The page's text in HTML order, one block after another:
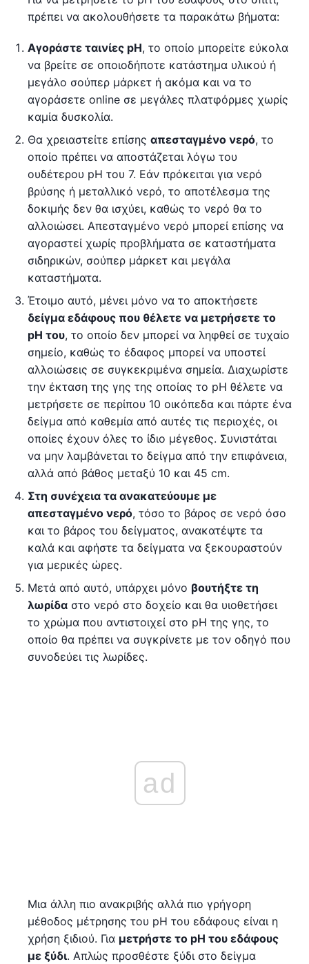
πρέπει να ακολουθήσετε τα παρακάτω βήματα:
Αγοράστε ταινίες pH, το οποίο μπορείτε εύκολα
να βρείτε σε οποιοδήποτε κατάστημα υλικού ή
μεγάλο σούπερ μάρκετ ή ακόμα και να το
αγοράσετε online σε μεγάλες πλατφόρμες χωρίς
καμία δυσκολία.
Θα χρειαστείτε επίσης απεσταγμένο νερό, το
οποίο πρέπει να αποστάζεται λόγω του
ουδέτερου pH του 7. Εάν πρόκειται για νερό
βρύσης ή μεταλλικό νερό, το αποτέλεσμα της
δοκιμής δεν θα ισχύει, καθώς το νερό θα το
αλλοιώσει. Απεσταγμένο νερό μπορεί επίσης να
αγοραστεί χωρίς προβλήματα σε καταστήματα
σιδηρικών, σούπερ μάρκετ και μεγάλα
καταστήματα.
Έτοιμο αυτό, μένει μόνο να το αποκτήσετε
δείγμα εδάφους που θέλετε να μετρήσετε το
pH του, το οποίο δεν μπορεί να ληφθεί σε τυχαίο
σημείο, καθώς το έδαφος μπορεί να υποστεί
αλλοιώσεις σε συγκεκριμένα σημεία. Διαχωρίστε
την έκταση της γης της οποίας το pH θέλετε να
μετρήσετε σε περίπου 10 οικόπεδα και πάρτε ένα
δείγμα από καθεμία από αυτές τις περιοχές, οι
οποίες έχουν όλες το ίδιο μέγεθος. Συνιστάται
να μην λαμβάνεται το δείγμα από την επιφάνεια,
αλλά από βάθος μεταξύ 10 και 45 cm.
Στη συνέχεια τα ανακατεύουμε με
απεσταγμένο νερό, τόσο το βάρος σε νερό όσο
και το βάρος του δείγματος, ανακατέψτε τα
καλά και αφήστε τα δείγματα να ξεκουραστούν
για μερικές ώρες.
Μετά από αυτό, υπάρχει μόνο βουτήξτε τη
λωρίδα στο νερό στο δοχείο και θα υιοθετήσει
το χρώμα που αντιστοιχεί στο pH της γης, το
οποίο θα πρέπει να συγκρίνετε με τον οδηγό που
συνοδεύει τις λωρίδες.
ad
Μια άλλη πιο ανακριβής αλλά πιο γρήγορη
μέθοδος μέτρησης του pH του εδάφους είναι η
χρήση ξιδιού. Για μετρήστε το pH του εδάφους
με ξύδι. Απλώς προσθέστε ξύδι στο δείγμα